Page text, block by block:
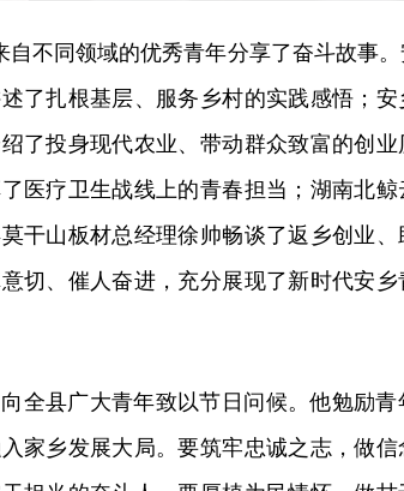
自不同领域的优秀青年分享了奋斗故事
了扎根基层、服务乡村的实践感悟；
了投身现代农业、带动群众致富的创
医疗卫生战线上的青春担当；湖南北
干山板材总经理徐帅畅谈了返乡创业
切、催人奋进，充分展现了新时代安
全县广大青年致以节日问候。他勉励
家乡发展大局。要筑牢忠诚之志，做